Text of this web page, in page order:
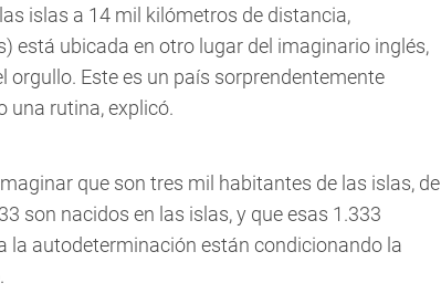
islas a 14 mil kilómetros de distancia,
está ubicada en otro lugar del imaginario inglés,
orgullo. Este es un país sorprendentemente
rutina, explicó.
que son tres mil habitantes de las islas, de
son nacidos en las islas, y que esas 1.333
la autodeterminación están condicionando la